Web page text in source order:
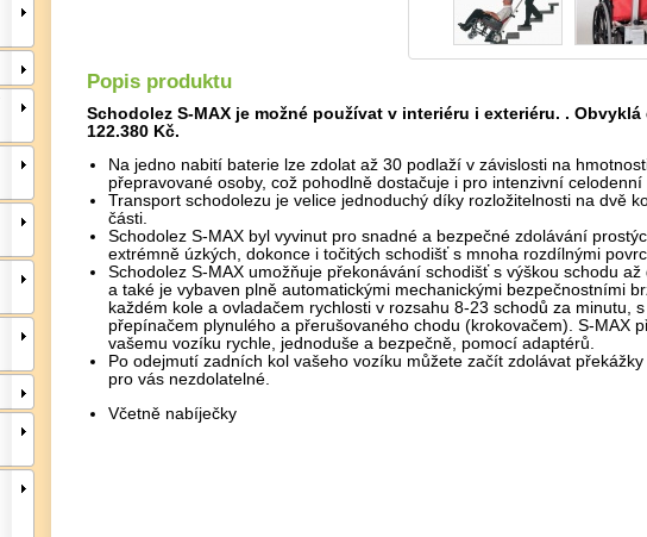
Popis produktu
Schodolez S-MAX je možné používat v interiéru i exteriéru. . Obvyklá
122.380 Kč.
Na jedno nabití baterie lze zdolat až 30 podlaží v závislosti na
přepravované osoby, což pohodlně dostačuje i pro intenzivní
Transport schodolezu je velice jednoduchý díky rozložitelnosti na dvě
části.
Schodolez S-MAX byl vyvinut pro snadné a bezpečné zdolávání
extrémně úzkých, dokonce i točitých schodišť s mnoha rozdílnými
Schodolez S-MAX umožňuje překonávání schodišť s výškou schodu až
a také je vybaven plně automatickými mechanickými bezpečnostními
každém kole a ovladačem rychlosti v rozsahu 8-23 schodů za minutu, s
přepínačem plynulého a přerušovaného chodu (krokovačem). S-MAX
vašemu vozíku rychle, jednoduše a bezpečně, pomocí adaptérů.
Po odejmutí zadních kol vašeho vozíku můžete začít zdolávat
pro vás nezdolatelné.
Včetně nabíječky
Detail